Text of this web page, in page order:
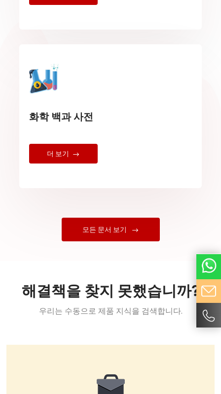
화학 백과 사전
더 보기
모든 문서 보기
해결책을 찾지 못했습니까?
우리는 수동으로 제품 지식을 검색합니다.